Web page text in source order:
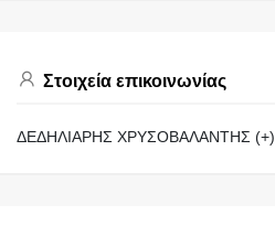
Στοιχεία επικοινωνίας
ΔΕΔΗΛΙΑΡΗΣ ΧΡΥΣΟΒΑΛΑΝΤΗΣ (+)